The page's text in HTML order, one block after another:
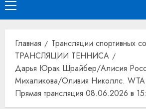
Основное
меню
Главная
Трансляции спортивных
ТРАНСЛЯЦИИ ТЕННИСА
Дарья Юрак Шрайбер/Алисия
Михаликова/Оливия Николлс.
Прямая трансляция 08.06.2026 в